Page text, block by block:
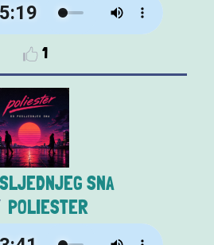
1
SNA
POLIESTER